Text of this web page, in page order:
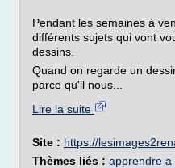
Pendant les semaines à
différents sujets qui vont
dessins.
Quand on regarde un
parce qu'il nous...
Lire la suite
Site : https://
Thèmes liés : apprendre a